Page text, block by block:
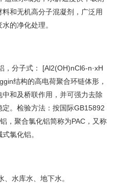
和无机高分子混凝剂，广泛用
的净化处理。
，分子式：
[Al2(OH)nCl6-n·xH
结构的高电荷聚合环链体形，
和及桥联作用，并可强力去除
。检验方法：按国际GB15892
，聚合氯化铝简称为PAC ，又称
氯化铝。
水库水、地下水。